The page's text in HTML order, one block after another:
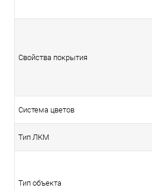
Свойства покрытия
Система цветов
Тип ЛКМ
Тип объекта